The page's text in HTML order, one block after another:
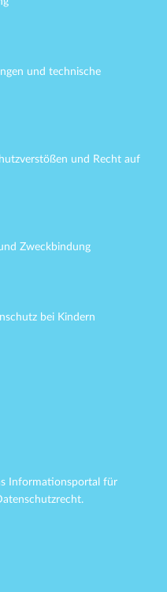
und technische
und Recht auf
Zweckbindung
bei Kindern
Informationsportal für